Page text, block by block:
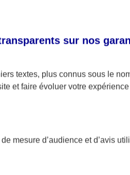
sur nos
textes, plus connus sous le
et faire évoluer votre
de mesure d’audience et d’avis